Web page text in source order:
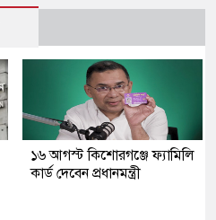
১৬ আগস্ট কিশোরগঞ্জে ফ্যামিলি
কার্ড দেবেন প্রধানমন্ত্রী